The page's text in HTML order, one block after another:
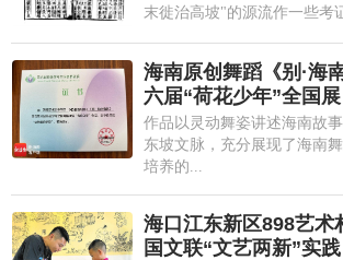
末徙治高坡"的源流作一些考
海南原创舞蹈《别·海
六届“荷花少年”全国展
作品以灵动舞姿讲述海南故
东坡文脉，充分展现了海南
培养的...
海口江东新区898艺术
国文联“文艺两新”实践